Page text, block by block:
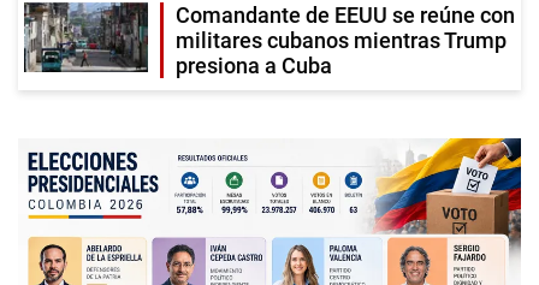
Comandante de EEUU se reúne con
militares cubanos mientras Trump
presiona a Cuba